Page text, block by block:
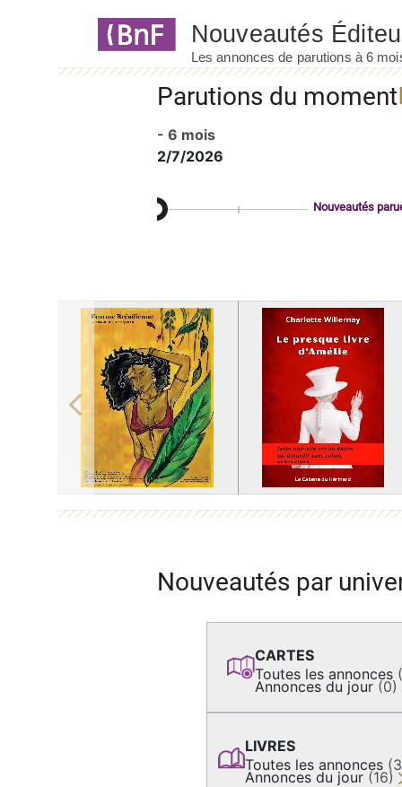
Parutions du moment
- 6 mois
2/7/2026
Nouveautés
Previous
Nouveautés par
CARTES
Toutes les annonces
Annonces du jour (0)
LIVRES
Toutes les annonces
Annonces du jour (16)